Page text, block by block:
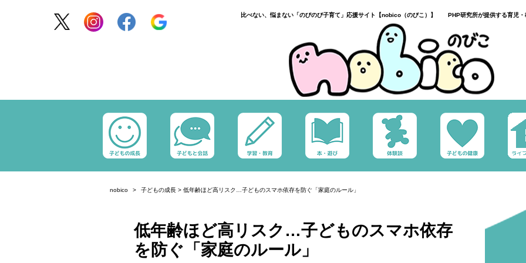
比べない、悩まない「のびのび子育て」応援サイト【nobico（のびこ）】 PHP研究所が提供する育児・
nobico 子どもの成長 > 低年齢ほど高リスク…子どものスマホ依存を防ぐ「家庭のルール」
低年齢ほど高リスク…子どものスマホ依存
を防ぐ「家庭のルール」